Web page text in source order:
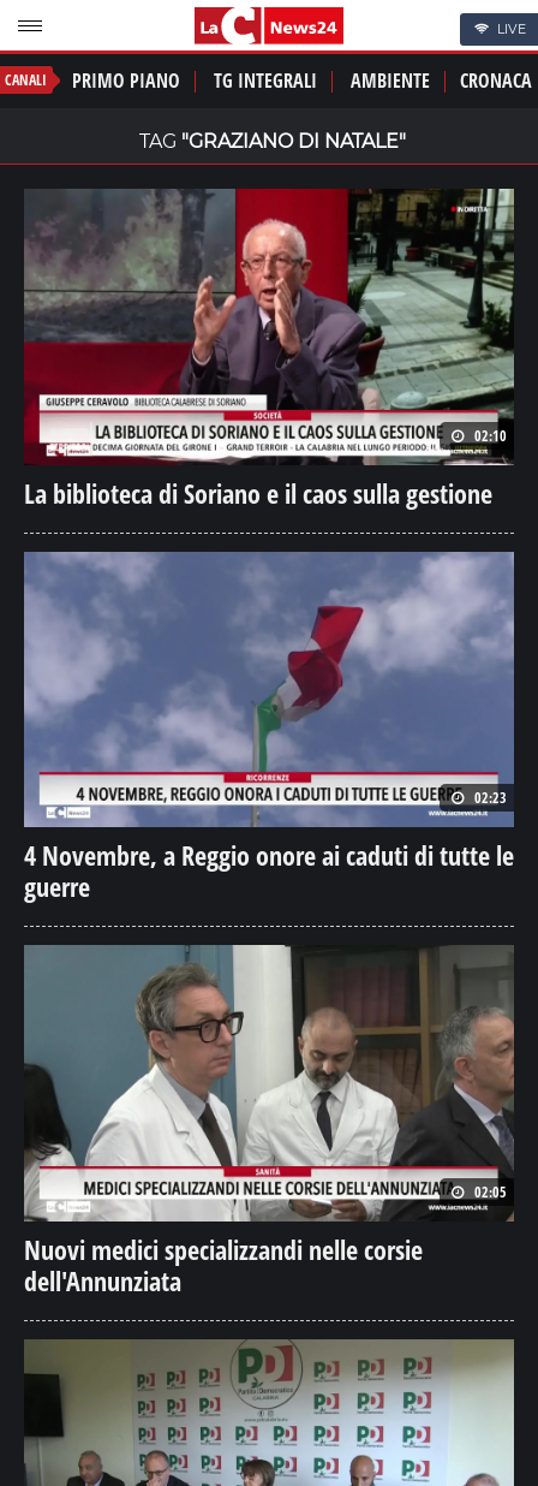
LIVE
CANALI PRIMO PIANO TG INTEGRALI AMBIENTE CRONACA
TAG "GRAZIANO DI NATALE"
02:10
La biblioteca di Soriano e il caos sulla gestione
02:23
4 Novembre, a Reggio onore ai caduti di tutte le
guerre
02:05
Nuovi medici specializzandi nelle corsie
dell'Annunziata